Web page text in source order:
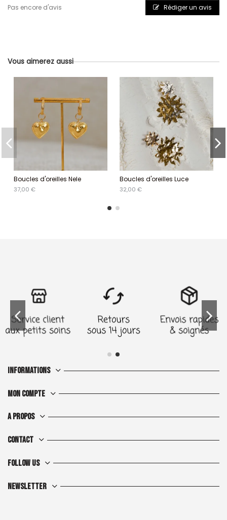
Pas encore d'avis Rédiger un avis
Vous aimerez aussi
Boucles d'oreilles Nele
37,00 €
Boucles d'oreilles Luce
32,00 €
Informations
Mon compte
A propos
Contact
Follow us
Newsletter